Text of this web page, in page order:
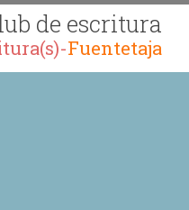
de escritura
Fuentetaja